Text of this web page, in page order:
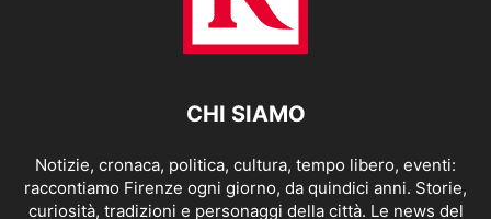
CHI SIAMO
Notizie, cronaca, politica, cultura, tempo libero, eventi:
raccontiamo Firenze ogni giorno, da quindici anni. Storie,
curiosità, tradizioni e personaggi della città. Le news del